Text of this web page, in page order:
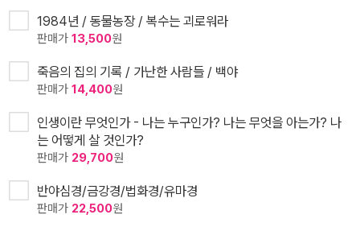
1984년 / 동물농장 / 복수는 괴로워라
판매가 13,500원
죽음의 집의 기록 / 가난한 사람들 / 백야
판매가 14,400원
인생이란 무엇인가 - 나는 누구인가? 나는 무엇을 아는가? 나
는 어떻게 살 것인가?
판매가 29,700원
반야심경/금강경/법화경/유마경
판매가 22,500원